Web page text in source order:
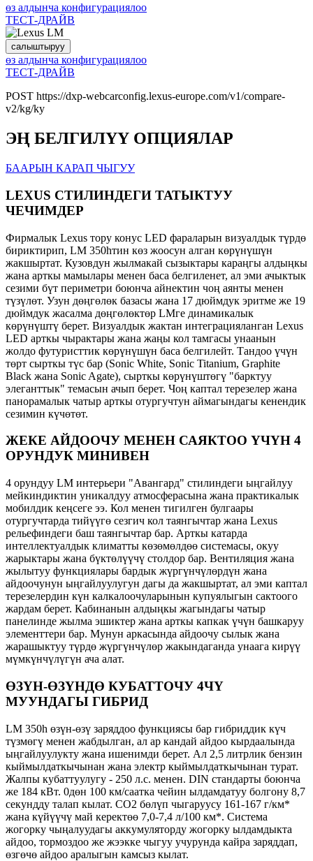
өз алдынча конфигурациялоо
ТЕСТ-ДРАЙВ
салыштыруу
өз алдынча конфигурациялоо
ТЕСТ-ДРАЙВ
POST https://dxp-webcarconfig.lexus-europe.com/v1/compare-
v2/kg/ky
ЭҢ БЕЛГИЛҮҮ ОПЦИЯЛАР
БААРЫН КАРАП ЧЫГУУ
LEXUS СТИЛИНДЕГИ ТАТЫКТУУ
ЧЕЧИМДЕР
Фирмалык Lexus тору конус LED фараларын визуалдык түрдө
бириктирип, LM 350hтин көз жоосун алган көрүнүшүн
жакшыртат. Кузовдун жылмакай сызыктары караңгы алдыңкы
жана арткы мамылары менен баса белгиленет, ал эми ачыктык
сезими бүт периметри боюнча айнектин чоң аянты менен
түзүлөт. Узун дөңгөлөк базасы жана 17 дюймдук эритме же 19
дюймдук жасалма дөңгөлөктөр LMге динамикалык
көрүнүштү берет. Визуалдык жактан интеграцияланган Lexus
LED арткы чырактары жана жаңы кол тамгасы унаанын
жолдо футуристтик көрүнүшүн баса белгилейт. Тандоо үчүн
төрт сырткы түс бар (Sonic White, Sonic Titanium, Graphite
Black жана Sonic Agate), сырткы көрүнүштөгү "барктуу
элеганттык" темасын ачып берет. Чоң каптал терезелер жана
панорамалык чатыр арткы отургучтун аймагындагы кенендик
сезимин күчөтөт.
ЖЕКЕ АЙДООЧУ МЕНЕН САЯКТОО ҮЧҮН 4
ОРУНДУК МИНИВЕН
4 орундуу LM интерьери "Авангард" стилиндеги ыңгайлуу
мейкиндиктин уникалдуу атмосферасына жана практикалык
мобилдик кеңсеге ээ. Кол менен тигилген булгаары
отургучтарда тийүүгө сезгич кол таянгычтар жана Lexus
рельефиндеги баш таянгычтар бар. Арткы катарда
интеллектуалдык климатты көзөмөлдөө системасы, окуу
жарыктары жана бүктөлүүчү столдор бар. Вентиляция жана
жылытуу функциялары бардык жүргүнчүлөрдүн жана
айдоочунун ыңгайлуулугун дагы да жакшыртат, ал эми каптал
терезелердин күн калкалоочуларынын купуялыгын сактоого
жардам берет. Кабинанын алдыңкы жагындагы чатыр
панелинде жылма эшиктер жана арткы капкак үчүн башкаруу
элементтери бар. Мунун аркасында айдоочу сылык жана
жарашыктуу түрдө жүргүнчүлөр жакындаганда унаага кирүү
мүмкүнчүлүгүн ача алат.
ӨЗҮН-ӨЗҮНДӨ КУБАТТОЧУ 4ЧҮ
МУУНДАГЫ ГИБРИД
LM 350h өзүн-өзү заряддоо функциясы бар гибриддик күч
түзмөгү менен жабдылган, ал ар кандай айдоо кырдаалында
ыңгайлуулукту жана ишенимди берет. Ал 2,5 литрлик бензин
кыймылдаткычынан жана электр кыймылдаткычынан турат.
Жалпы кубаттуулугу - 250 л.с. менен. DIN стандарты боюнча
же 184 кВт. 0дөн 100 км/саатка чейин ылдамдатуу болгону 8,7
секундду талап кылат. СО2 бөлүп чыгаруусу 161-167 г/км*
жана күйүүчү май керектөө 7,0-7,4 л/100 км*. Система
жогорку чыңалуудагы аккумуляторду жогорку ылдамдыкта
айдоо, тормоздоо же жээкке чыгуу учурунда кайра заряддап,
өзгөчө айдоо аралыгын камсыз кылат.